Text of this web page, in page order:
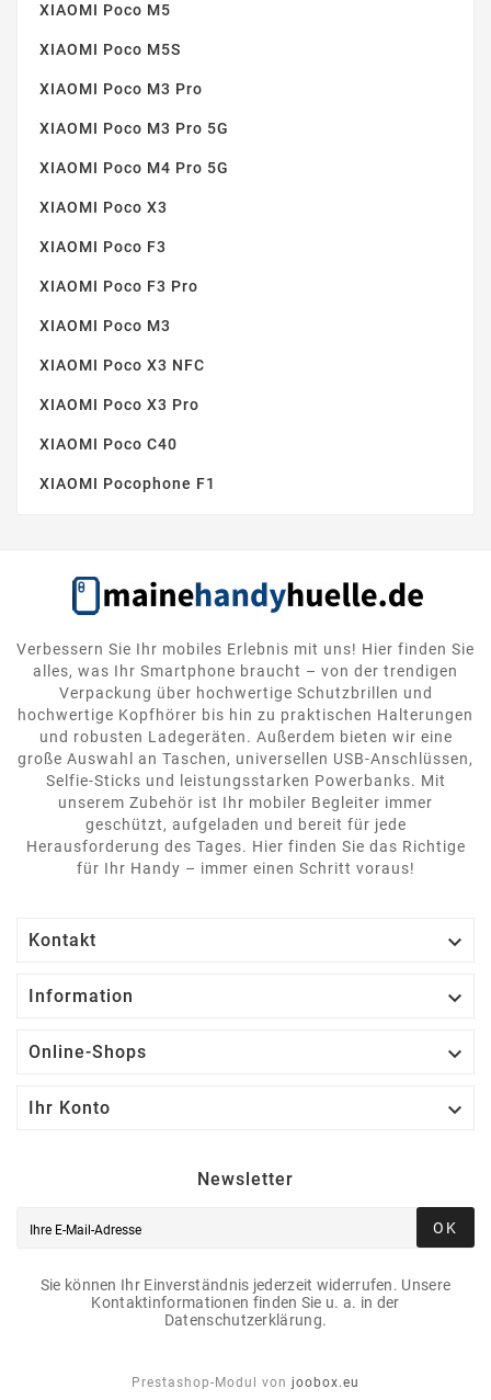
XIAOMI Poco M5
XIAOMI Poco M5S
XIAOMI Poco M3 Pro
XIAOMI Poco M3 Pro 5G
XIAOMI Poco M4 Pro 5G
XIAOMI Poco X3
XIAOMI Poco F3
XIAOMI Poco F3 Pro
XIAOMI Poco M3
XIAOMI Poco X3 NFC
XIAOMI Poco X3 Pro
XIAOMI Poco C40
XIAOMI Pocophone F1
Verbessern Sie Ihr mobiles Erlebnis mit uns! Hier finden Sie
alles, was Ihr Smartphone braucht – von der trendigen
Verpackung über hochwertige Schutzbrillen und
hochwertige Kopfhörer bis hin zu praktischen Halterungen
und robusten Ladegeräten. Außerdem bieten wir eine
große Auswahl an Taschen, universellen USB-Anschlüssen,
Selfie-Sticks und leistungsstarken Powerbanks. Mit
unserem Zubehör ist Ihr mobiler Begleiter immer
geschützt, aufgeladen und bereit für jede
Herausforderung des Tages. Hier finden Sie das Richtige
für Ihr Handy – immer einen Schritt voraus!
Kontakt 
Information 
Online-Shops 
Ihr Konto 
Newsletter
OK
Sie können Ihr Einverständnis jederzeit widerrufen. Unsere
Kontaktinformationen finden Sie u. a. in der
Datenschutzerklärung.
Prestashop-Modul von joobox.eu